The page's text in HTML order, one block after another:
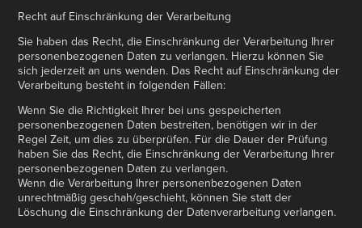
Recht auf Einschränkung der Verarbeitung
Sie haben das Recht, die Einschränkung der Verarbeitung Ihrer
personenbezogenen Daten zu verlangen. Hierzu können Sie
sich jederzeit an uns wenden. Das Recht auf Einschränkung der
Verarbeitung besteht in folgenden Fällen:
Wenn Sie die Richtigkeit Ihrer bei uns gespeicherten
personenbezogenen Daten bestreiten, benötigen wir in der
Regel Zeit, um dies zu überprüfen. Für die Dauer der Prüfung
haben Sie das Recht, die Einschränkung der Verarbeitung Ihrer
personenbezogenen Daten zu verlangen.
Wenn die Verarbeitung Ihrer personenbezogenen Daten
unrechtmäßig geschah/geschieht, können Sie statt der
Löschung die Einschränkung der Datenverarbeitung verlangen.